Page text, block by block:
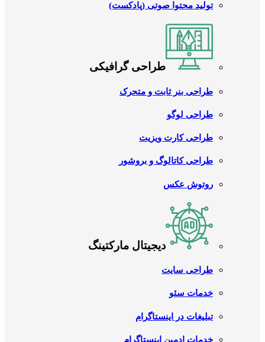
تولید محتوا صوتی (پادکست)
طراحی گرافیکی
طراحی بنر ثابت و متحرک
طراحی لوگو
طراحی کارت ویزیت
طراحی کاتالوگ و بروشور
روتوش عکس
دیجیتال مارکتینگ
طراحی سایت
خدمات سئو
تبلیغات در اینستاگرام
خدمات ادمین اینستاگرام